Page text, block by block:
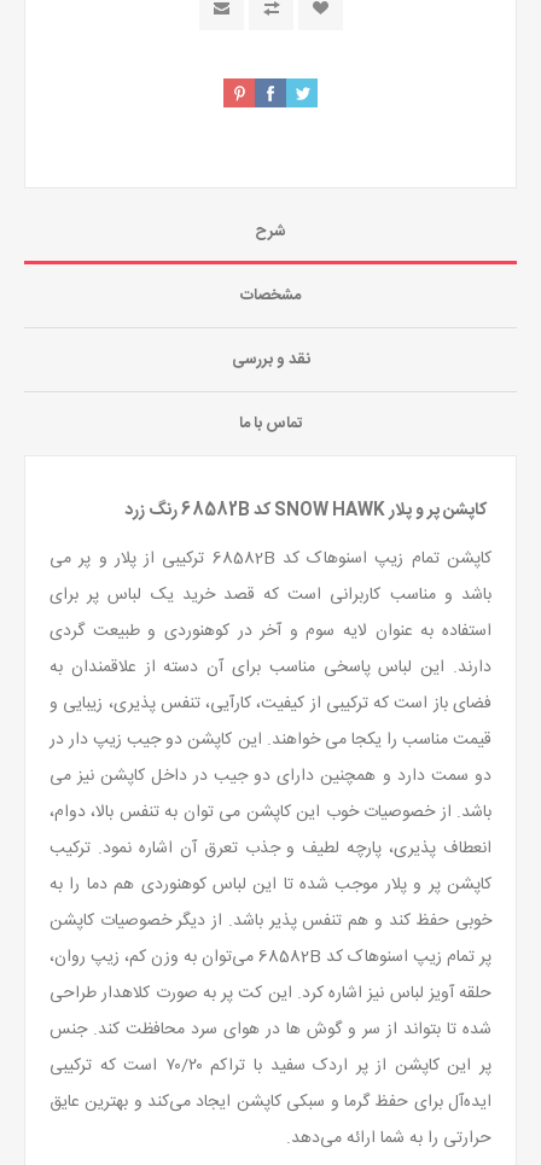
شرح
مشخصات
نقد و بررسی
تماس با ما
کاپشن پر و پلار SNOW HAWK کد 68582B رنگ زرد
کاپشن تمام زیپ اسنوهاک کد 68582B ترکیبی از پلار و پر می
باشد و مناسب کاربرانی است که قصد خرید یک لباس پر برای
استفاده به عنوان لایه سوم و آخر در کوهنوردی و طبیعت گردی
دارند. این لباس پاسخی مناسب برای آن دسته از علاقمندان به
فضای باز است که ترکیبی از کیفیت، کارآیی، تنفس پذیری، زیبایی و
قیمت مناسب را یکجا می خواهند. این کاپشن دو جیب زیپ دار در
دو سمت دارد و همچنین دارای دو جیب در داخل کاپشن نیز می
باشد. از خصوصیات خوب این کاپشن می توان به تنفس بالا، دوام،
انعطاف پذیری، پارچه لطیف و جذب تعرق آن اشاره نمود. ترکیب
کاپشن پر و پلار موجب شده تا این لباس کوهنوردی هم دما را به
خوبی حفظ کند و هم تنفس پذیر باشد. از دیگر خصوصیات کاپشن
پر تمام زیپ اسنوهاک کد 68582B می‌توان به وزن کم، زیپ روان،
حلقه آویز لباس نیز اشاره کرد. این کت پر به صورت کلاهدار طراحی
شده تا بتواند از سر و گوش ها در هوای سرد محافظت کند. جنس
پر این کاپشن از پر اردک سفید با تراکم ٧٠/٢٠ است که ترکیبی
ایده‌آل برای حفظ گرما و سبکی کاپشن ایجاد می‌کند و بهترین عایق
حرارتی را به شما ارائه می‌دهد.